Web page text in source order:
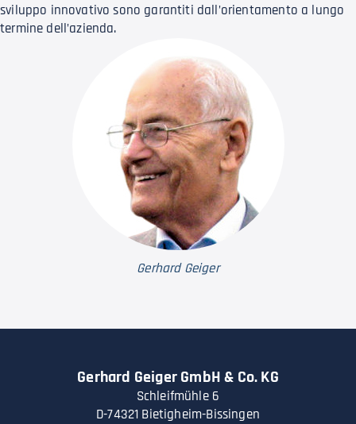
sviluppo innovativo sono garantiti dall’orientamento a lungo
termine dell’azienda.
Gerhard Geiger
Gerhard Geiger GmbH & Co. KG
Schleifmühle 6
D-74321 Bietigheim-Bissingen